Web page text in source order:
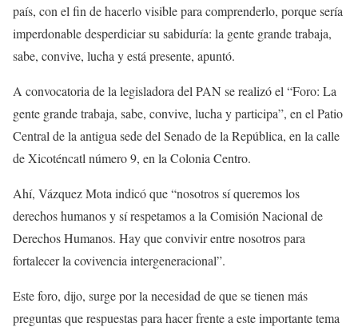
país, con el fin de hacerlo visible para comprenderlo, porque sería
imperdonable desperdiciar su sabiduría: la gente grande trabaja,
sabe, convive, lucha y está presente, apuntó.
A convocatoria de la legisladora del PAN se realizó el “Foro: La
gente grande trabaja, sabe, convive, lucha y participa”, en el Patio
Central de la antigua sede del Senado de la República, en la calle
de Xicoténcatl número 9, en la Colonia Centro.
Ahí, Vázquez Mota indicó que “nosotros sí queremos los
derechos humanos y sí respetamos a la Comisión Nacional de
Derechos Humanos. Hay que convivir entre nosotros para
fortalecer la covivencia intergeneracional”.
Este foro, dijo, surge por la necesidad de que se tienen más
preguntas que respuestas para hacer frente a este importante tema